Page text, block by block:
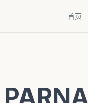
首页